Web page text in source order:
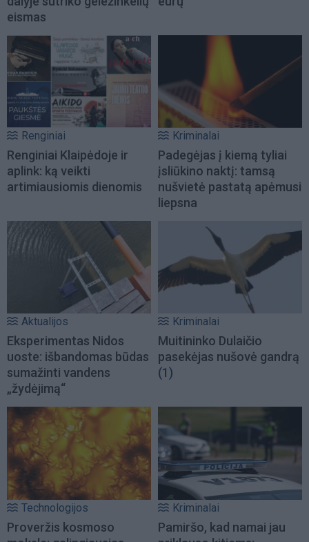
eismas
Renginiai
Renginiai Klaipėdoje ir
aplink: ką veikti
artimiausiomis dienomis
Kriminalai
Padegėjas į kiemą tyliai
įsliūkino naktį: tamsą
nušvietė pastatą apėmusi
liepsna
Aktualijos
Eksperimentas Nidos
uoste: išbandomas būdas
sumažinti vandens
„žydėjimą“
Kriminalai
Muitininko Dulaičio
pasekėjas nušovė gandrą
(1)
Technologijos
Proveržis kosmoso
Kriminalai
Pamiršo, kad namai jau